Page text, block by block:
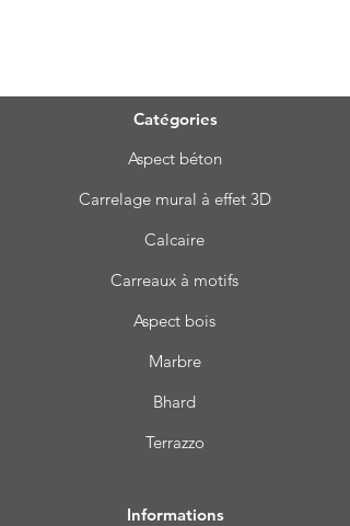
Catégories
Aspect béton
Carrelage mural à effet 3D
Calcaire
Carreaux à motifs
Aspect bois
Marbre
Bhard
Terrazzo
Informations